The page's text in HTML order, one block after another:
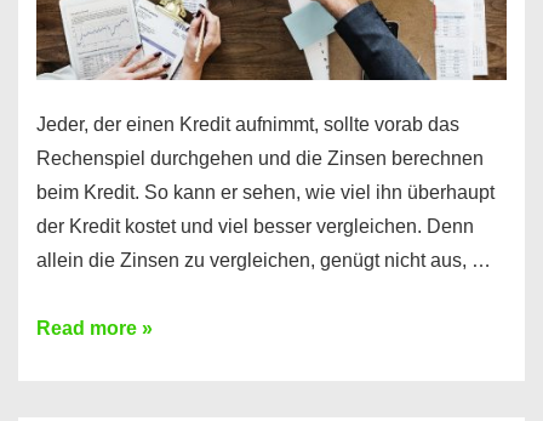
Jeder, der einen Kredit aufnimmt, sollte vorab das
Rechenspiel durchgehen und die Zinsen berechnen
beim Kredit. So kann er sehen, wie viel ihn überhaupt
der Kredit kostet und viel besser vergleichen. Denn
allein die Zinsen zu vergleichen, genügt nicht aus, …
Ganz
Read more »